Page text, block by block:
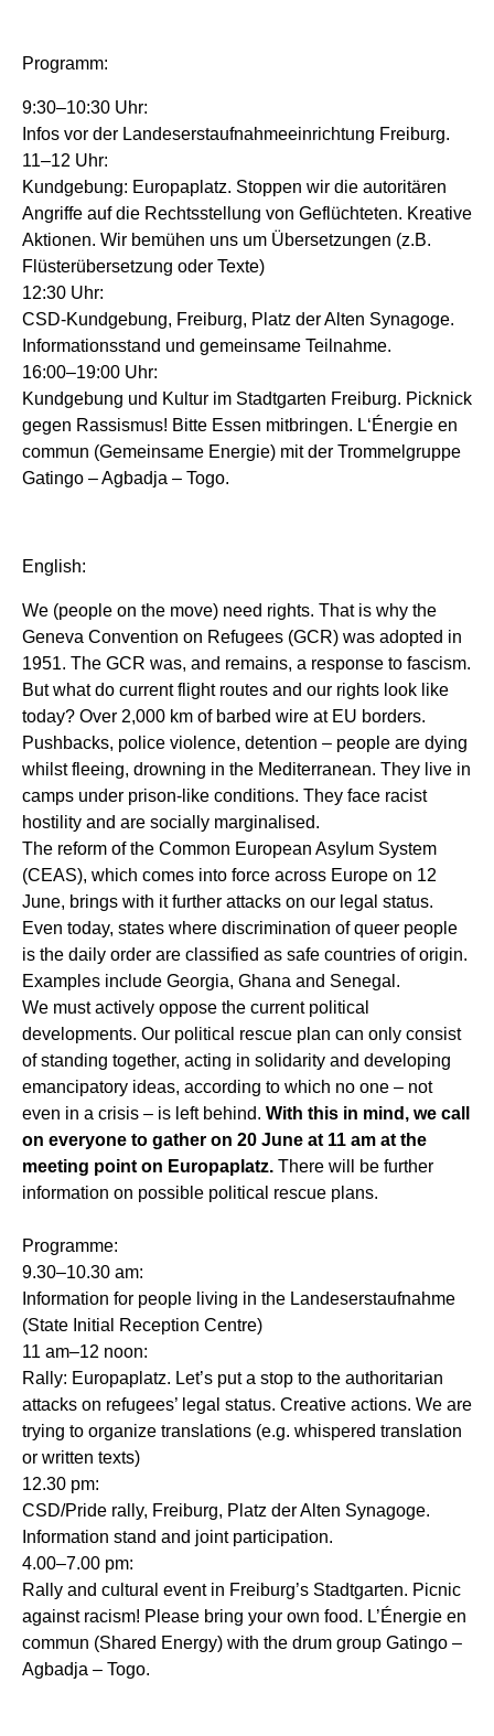
Programm:
9:30–10:30 Uhr:
Infos vor der Landeserstaufnahmeeinrichtung Freiburg.
11–12 Uhr:
Kundgebung: Europaplatz. Stoppen wir die autoritären
Angriffe auf die Rechtsstellung von Geflüchteten. Kreative
Aktionen. Wir bemühen uns um Übersetzungen (z.B.
Flüsterübersetzung oder Texte)
12:30 Uhr:
CSD-Kundgebung, Freiburg, Platz der Alten Synagoge.
Informationsstand und gemeinsame Teilnahme.
16:00–19:00 Uhr:
Kundgebung und Kultur im Stadtgarten Freiburg. Picknick
gegen Rassismus! Bitte Essen mitbringen. L‘Énergie en
commun (Gemeinsame Energie) mit der Trommelgruppe
Gatingo – Agbadja – Togo.
English:
We (people on the move) need rights. That is why the
Geneva Convention on Refugees (GCR) was adopted in
1951. The GCR was, and remains, a response to fascism.
But what do current flight routes and our rights look like
today? Over 2,000 km of barbed wire at EU borders.
Pushbacks, police violence, detention – people are dying
whilst fleeing, drowning in the Mediterranean. They live in
camps under prison-like conditions. They face racist
hostility and are socially marginalised.
The reform of the Common European Asylum System
(CEAS), which comes into force across Europe on 12
June, brings with it further attacks on our legal status.
Even today, states where discrimination of queer people
is the daily order are classified as safe countries of origin.
Examples include Georgia, Ghana and Senegal.
We must actively oppose the current political
developments. Our political rescue plan can only consist
of standing together, acting in solidarity and developing
emancipatory ideas, according to which no one – not
even in a crisis – is left behind. With this in mind, we call
on everyone to gather on 20 June at 11 am at the
meeting point on Europaplatz. There will be further
information on possible political rescue plans.
Programme:
9.30–10.30 am:
Information for people living in the Landeserstaufnahme
(State Initial Reception Centre)
11 am–12 noon:
Rally: Europaplatz. Let’s put a stop to the authoritarian
attacks on refugees’ legal status. Creative actions. We are
trying to organize translations (e.g. whispered translation
or written texts)
12.30 pm:
CSD/Pride rally, Freiburg, Platz der Alten Synagoge.
Information stand and joint participation.
4.00–7.00 pm:
Rally and cultural event in Freiburg’s Stadtgarten. Picnic
against racism! Please bring your own food. L’Énergie en
commun (Shared Energy) with the drum group Gatingo –
Agbadja – Togo.